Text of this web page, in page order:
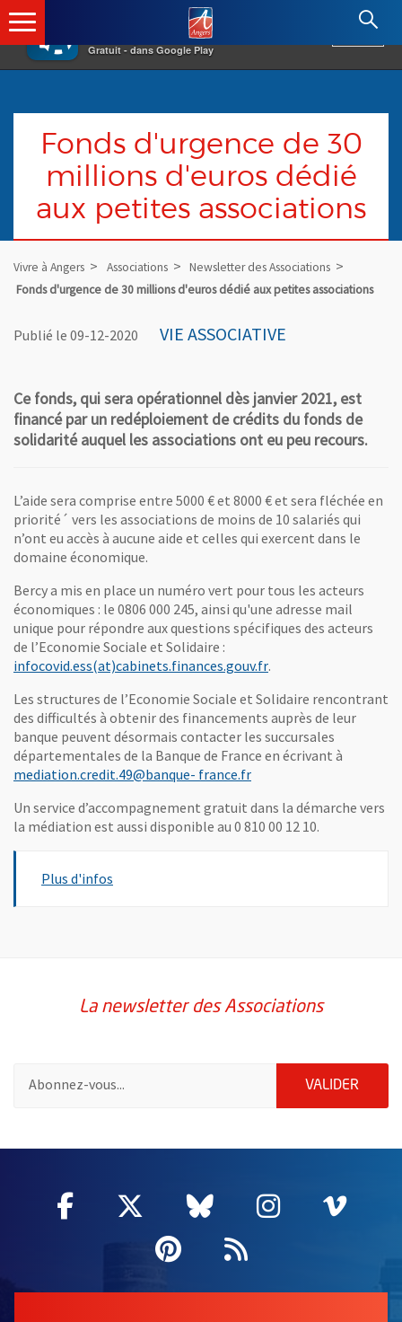
×
Gratuit - dans Google Play
Angers.fr : Retour à l'accueil
Fonds d'urgence de 30
millions d'euros dédié
aux petites associations
Vivre à Angers Associations
Newsletter des Associations
Fonds d'urgence de 30 millions d'euros dédié aux petites associations
Publié le 09-12-2020 VIE ASSOCIATIVE
Ce fonds, qui sera opérationnel dès janvier 2021, est
financé par un redéploiement de crédits du fonds de
solidarité auquel les associations ont eu peu recours.
L’aide sera comprise entre 5000 € et 8000 € et sera fléchée en
priorité´ vers les associations de moins de 10 salariés qui
n’ont eu accès à aucune aide et celles qui exercent dans le
domaine économique.
Bercy a mis en place un numéro vert pour tous les acteurs
économiques : le 0806 000 245, ainsi qu'une adresse mail
unique pour répondre aux questions spécifiques des acteurs
de l’Economie Sociale et Solidaire :
infocovid.ess(at)cabinets.finances.gouv.fr, Ouvre une nouvelle
.
Les structures de l’Economie Sociale et Solidaire rencontrant
des difficultés à obtenir des financements auprès de leur
banque peuvent désormais contacter les succursales
départementales de la Banque de France en écrivant à
mediation.credit.49@banque- france.fr, Ouvre une nouvelle
Un service d’accompagnement gratuit dans la démarche vers
la médiation est aussi disponible au 0 810 00 12 10.
Plus d'infos
La newsletter des Associations
VALIDER
Facebook
, Ouvre une nouvelle fenêtre
Twitter
, Ouvre une nouvelle
Bluesky
, Ouvre une
Instagram
, Ouvre
,
Pinterest
, Ouvre une
Flux RSS